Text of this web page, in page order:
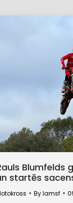
Blumfelds
startēs
Bylamsf